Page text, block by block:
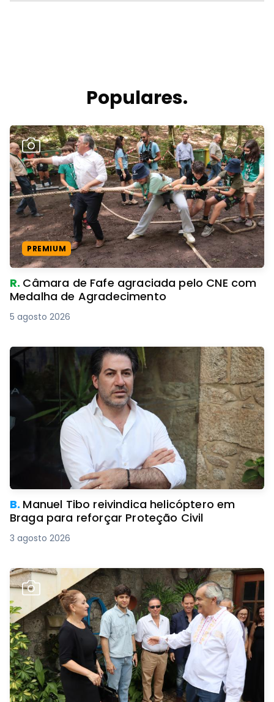
Populares.
PREMIUM
R. Câmara de Fafe agraciada pelo CNE com
Medalha de Agradecimento
5 agosto 2026
B. Manuel Tibo reivindica helicóptero em
Braga para reforçar Proteção Civil
3 agosto 2026